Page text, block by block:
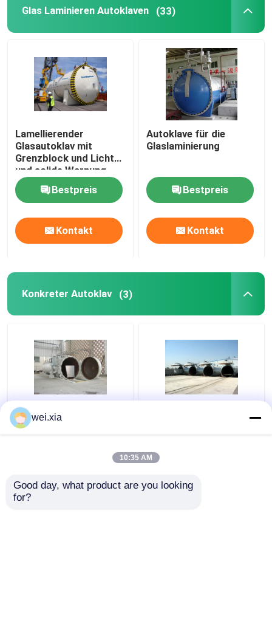
Glas Laminieren Autoklaven (33)
Lamellierender
Glasautoklav mit
Grenzblock und Licht
und solide Warnung
Bestpreis
Kontakt
Autoklave für die
Glaslaminierung
Bestpreis
Kontakt
Konkreter Autoklav (3)
Chemischer konkreter
Autoklav mit PLC-
Konkreter Autoklav mit
Sicherheitsverriegelung
wei.xia
10:35 AM
Good day, what product are you looking
for?